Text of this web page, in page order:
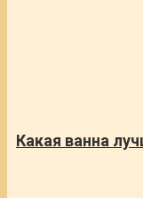
Какая ванна